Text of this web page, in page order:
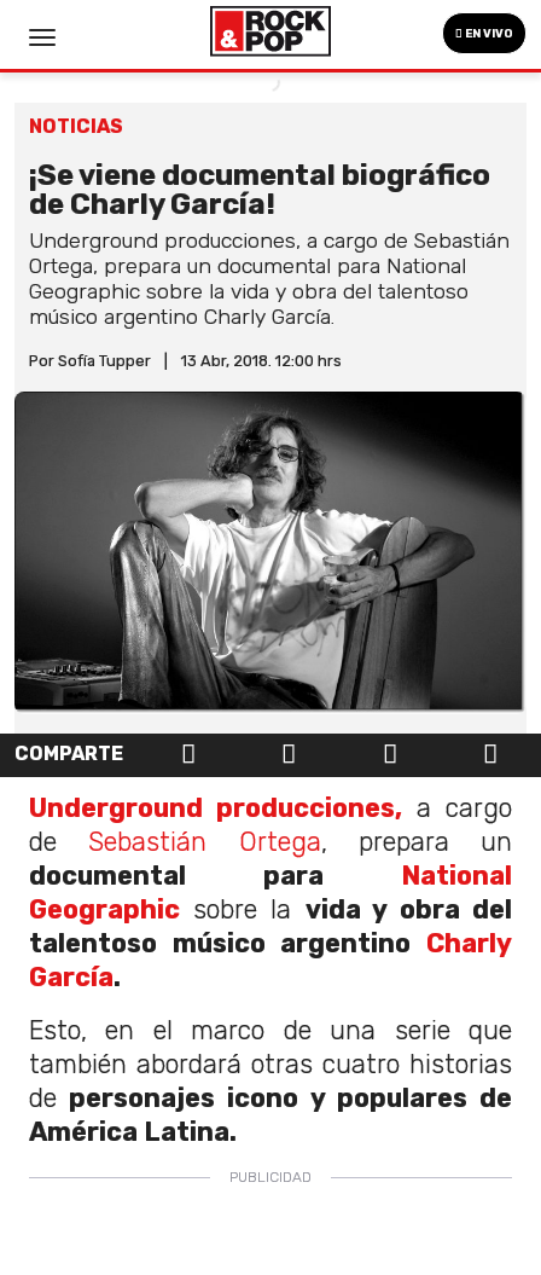
EN VIVO
NOTICIAS
¡Se viene documental biográfico
de Charly García!
Underground producciones, a cargo de Sebastián
Ortega, prepara un documental para National
Geographic sobre la vida y obra del talentoso
músico argentino Charly García.
Por Sofía Tupper 13 Abr, 2018. 12:00 hrs
COMPARTE
Underground producciones, a cargo
de Sebastián Ortega, prepara un
documental para National
Geographic sobre la vida y obra del
talentoso músico argentino Charly
García.
Esto, en el marco de una serie que
también abordará otras cuatro historias
de personajes icono y populares de
América Latina.